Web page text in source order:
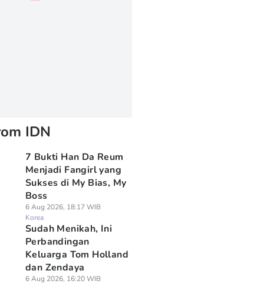
IDN
7 Bukti Han Da Reum
Menjadi Fangirl yang
Sukses di My Bias, My
Boss
6 Aug 2026, 18:17 WIB
Korea
Sudah Menikah, Ini
Perbandingan
Keluarga Tom Holland
dan Zendaya
6 Aug 2026, 16:20 WIB